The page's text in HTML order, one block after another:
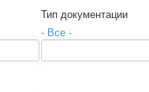
Тип документации
- Все -